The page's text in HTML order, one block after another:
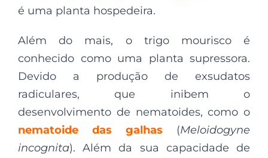
é uma planta hospedeira.
Além do mais, o trigo mourisco é
conhecido como uma planta supressora.
Devido a produção de exsudatos
radiculares, que inibem o
desenvolvimento de nematoides, como o
nematoide das galhas (Meloidogyne
incognita). Além da sua capacidade de